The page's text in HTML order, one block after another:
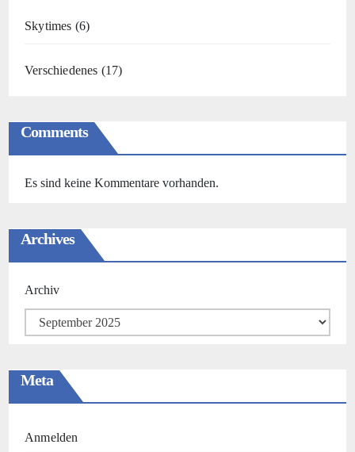
Skytimes (6)
Verschiedenes (17)
Comments
Es sind keine Kommentare vorhanden.
Archives
Archiv
Meta
Anmelden